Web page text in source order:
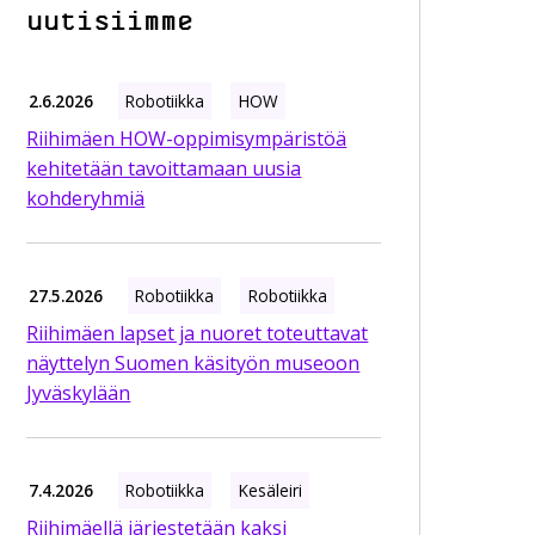
uutisiimme
2.6.2026 Robotiikka HOW
Riihimäen HOW-oppimisympäristöä
kehitetään tavoittamaan uusia
kohderyhmiä
27.5.2026 Robotiikka Robotiikka
Riihimäen lapset ja nuoret toteuttavat
näyttelyn Suomen käsityön museoon
Jyväskylään
7.4.2026 Robotiikka Kesäleiri
Riihimäellä järjestetään kaksi